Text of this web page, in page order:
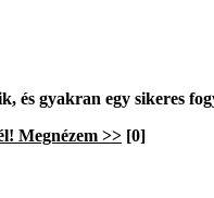
és gyakran egy sikeres
Megnézem >> [0]